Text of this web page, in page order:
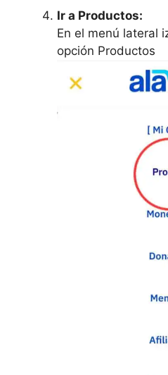
Ir a Productos:
En el menú lateral
opción Productos